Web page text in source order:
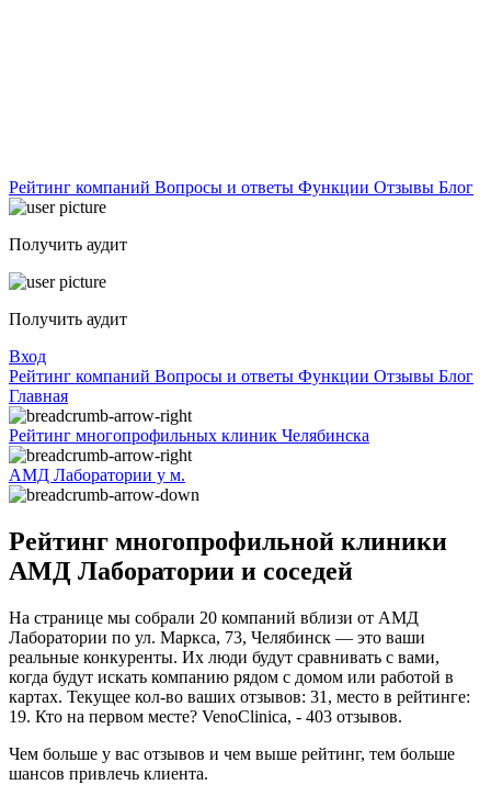
Рейтинг компаний Вопросы и ответы Функции Отзывы Блог
Получить аудит
Получить аудит
Вход
Рейтинг компаний Вопросы и ответы Функции Отзывы Блог
Главная
Рейтинг многопрофильных клиник Челябинска
АМД Лаборатории у м.
Рейтинг многопрофильной клиники
АМД Лаборатории и соседей
На странице мы собрали 20 компаний вблизи от АМД
Лаборатории по ул. Маркса, 73, Челябинск — это ваши
реальные конкуренты. Их люди будут сравнивать с вами,
когда будут искать компанию рядом с домом или работой в
картах. Текущее кол-во ваших отзывов: 31, место в рейтинге:
19. Кто на первом месте? VenoClinica, - 403 отзывов.
Чем больше у вас отзывов и чем выше рейтинг, тем больше
шансов привлечь клиента.